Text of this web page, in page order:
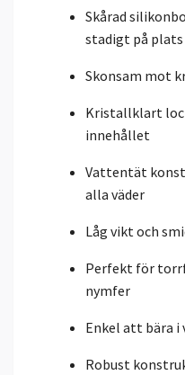
Skårad
stadigt på plats
Skonsam mot
Kristallklart
innehållet
Vattentät
alla väder
Låg vikt och
Perfekt för
nymfer
Enkel att bära i
Robust